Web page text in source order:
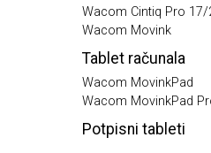
Wacom Cintiq Pro
Wacom Movink
Tablet računala
Wacom MovinkPad
Wacom MovinkPad
Potpisni tableti